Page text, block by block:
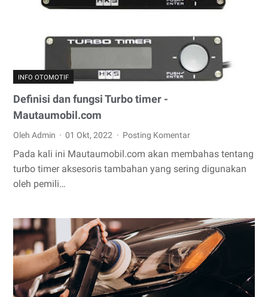
INFO OTOMOTIF
Definisi dan fungsi Turbo timer -
Mautaumobil.com
Oleh Admin 01 Okt, 2022 Posting Komentar
Pada kali ini Mautaumobil.com akan membahas tentang
turbo timer aksesoris tambahan yang sering digunakan
oleh pemili…